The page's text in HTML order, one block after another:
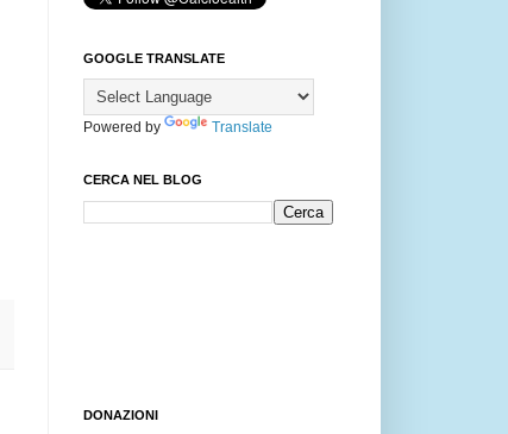
GOOGLE TRANSLATE
Powered by Translate
CERCA NEL BLOG
DONAZIONI